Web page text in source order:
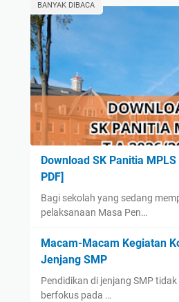
BANYAK DIBACA
Download SK Panitia MPLS
PDF]
Bagi sekolah yang sedang
pelaksanaan Masa Pen…
Macam-Macam Kegiatan
Jenjang SMP
Pendidikan di jenjang SMP
berfokus pada …